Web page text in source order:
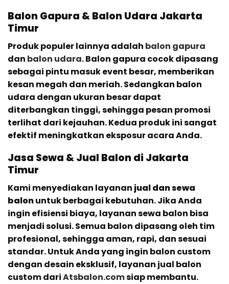
Balon Gapura & Balon Udara Jakarta
Timur
Produk populer lainnya adalah balon gapura
dan balon udara. Balon gapura cocok dipasang
sebagai pintu masuk event besar, memberikan
kesan megah dan meriah. Sedangkan balon
udara dengan ukuran besar dapat
diterbangkan tinggi, sehingga pesan promosi
terlihat dari kejauhan. Kedua produk ini sangat
efektif meningkatkan eksposur acara Anda.
Jasa Sewa & Jual Balon di Jakarta
Timur
Kami menyediakan layanan jual dan sewa
balonuntuk berbagai kebutuhan. Jika Anda
ingin efisiensi biaya, layanan sewa balon bisa
menjadi solusi. Semua balon dipasang oleh tim
profesional, sehingga aman, rapi, dan sesuai
standar. Untuk Anda yang ingin balon custom
dengan desain eksklusif, layanan jual balon
custom dariAtsbalon.comsiap membantu.